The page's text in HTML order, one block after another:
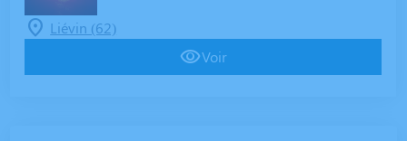
Liévin (62)
Voir